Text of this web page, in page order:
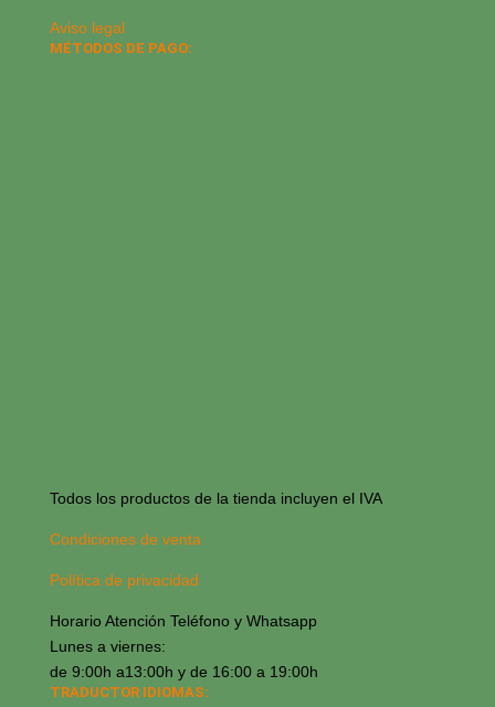
Aviso legal
MÉTODOS DE PAGO:
Todos los productos de la tienda incluyen el IVA
Condiciones de venta
Política de privacidad
Horario Atención Teléfono y Whatsapp
Lunes a viernes:
de 9:00h a13:00h y de 16:00 a 19:00h
TRADUCTOR IDIOMAS: